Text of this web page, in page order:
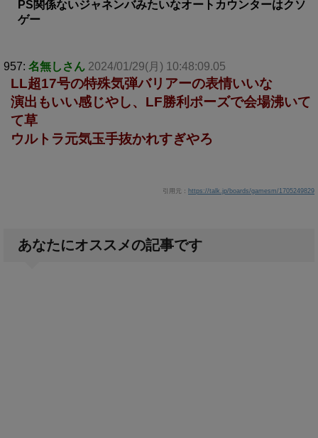
PS関係ないジャネンバみたいなオートカウンターはクソ
ゲー
957: 名無しさん 2024/01/29(月) 10:48:09.05
LL超17号の特殊気弾バリアーの表情いいな
演出もいい感じやし、LF勝利ポーズで会場沸いて
て草
ウルトラ元気玉手抜かれすぎやろ
引用元： https://talk.jp/boards/gamesm/1705249829
あなたにオススメの記事です